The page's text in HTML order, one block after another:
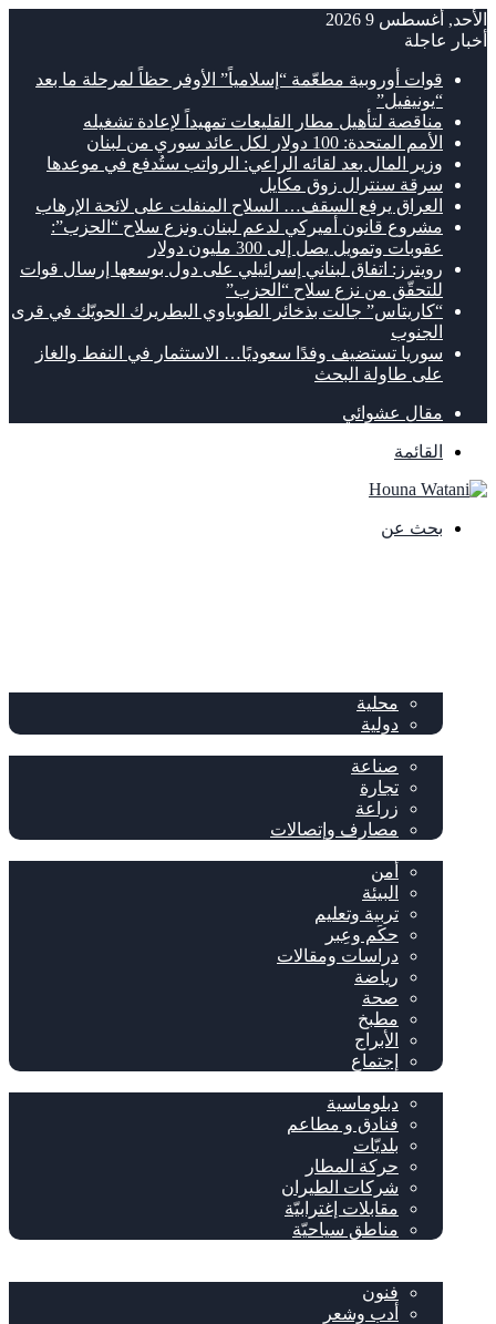
الأحد, أغسطس 9 2026
أخبار عاجلة
قوات أوروبية مطعّمة “إسلامياً” الأوفر حظاً لمرحلة ما بعد
“يونيفيل”
مناقصة لتأهيل مطار القليعات تمهيداً لإعادة تشغيله
الأمم المتحدة: 100 دولار لكل عائد سوري من لبنان
وزير المال بعد لقائه الراعي: الرواتب ستُدفع في موعدها
سرقة سنترال زوق مكايل
العراق يرفع السقف… السلاح المنفلت على لائحة الإرهاب
مشروع قانون أميركي لدعم لبنان ونزع سلاح “الحزب”:
عقوبات وتمويل يصل إلى 300 مليون دولار
رويترز: اتفاق لبناني إسرائيلي على دول بوسعها إرسال قوات
للتحقّق من نزع سلاح “الحزب”
“كاريتاس” جالت بذخائر الطوباوي البطريرك الحويّك في قرى
الجنوب
سوريا تستضيف وفدًا سعوديًا… الاستثمار في النفط والغاز
على طاولة البحث
مقال عشوائي
القائمة
بحث عن
محلية
دولية
صناعة
تجارة
زراعة
مصارف وإتصالات
أمن
البيئة
تربية وتعليم
حكَم وعِبر
دراسات ومقالات
رياضة
صحة
مطبخ
الأبراج
إجتماع
دبلوماسية
فنادق و مطاعم
بلديّات
حركة المطار
شركات الطيران
مقابلات إغترابيّة
مناطق سياحيّة
فنون
أدب وشعر